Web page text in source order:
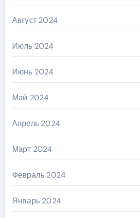
Август 2024
Июль 2024
Июнь 2024
Май 2024
Апрель 2024
Март 2024
Февраль 2024
Январь 2024